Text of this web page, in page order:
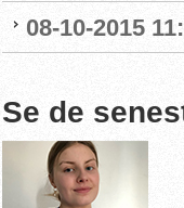
08-10-2015
Se de